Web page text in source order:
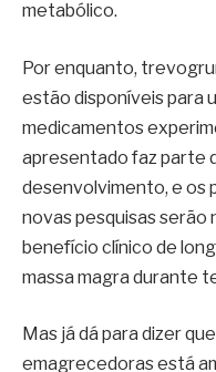
metabólico.
Por enquanto,
estão disponíveis para
medicamentos
apresentado faz parte
desenvolvimento, e os
novas pesquisas serão
benefício clínico de
massa magra durante
Mas já dá para dizer
emagrecedoras está